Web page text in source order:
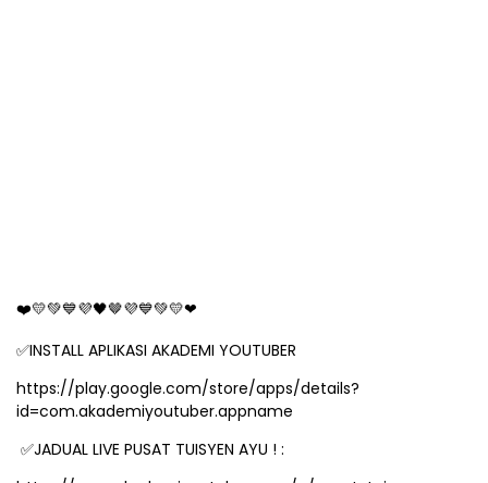
❤💛💚💙💜🖤🤎💜💙💚💛❤
✅INSTALL APLIKASI AKADEMI YOUTUBER
https://play.google.com/store/apps/details?
id=com.akademiyoutuber.appname
✅JADUAL LIVE PUSAT TUISYEN AYU ! :